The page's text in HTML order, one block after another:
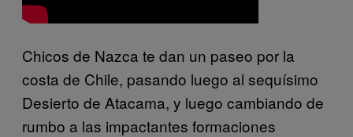
Chicos de Nazca te dan un paseo por la
costa de Chile, pasando luego al sequísimo
Desierto de Atacama, y luego cambiando de
rumbo a las impactantes formaciones